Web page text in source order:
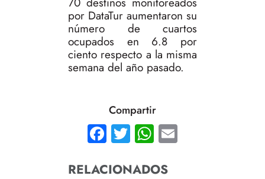
por DataTur aumentaron su
número de cuartos
ocupados en 6.8 por
ciento respecto a la misma
semana del año pasado.
Compartir
Facebook
TwitterWhatsApp
RELACIONADOS